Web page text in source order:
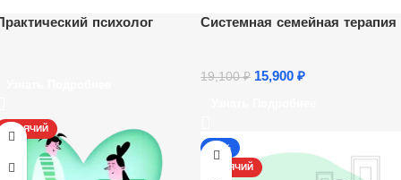
психолог Системная семейная терапия
19,100₽ 15,900 ₽
ГОРЯЧИЙ
-13%
ГОРЯЧИЙ